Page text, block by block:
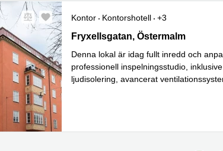
Kontor Kontorshotell +3
Fryxellsgatan 3, Östermalm
Fryxellsgatan, Östermalm
Denna lokal är idag fullt inredd och
professionell inspelningsstudio,
ljudisolering, avancerat